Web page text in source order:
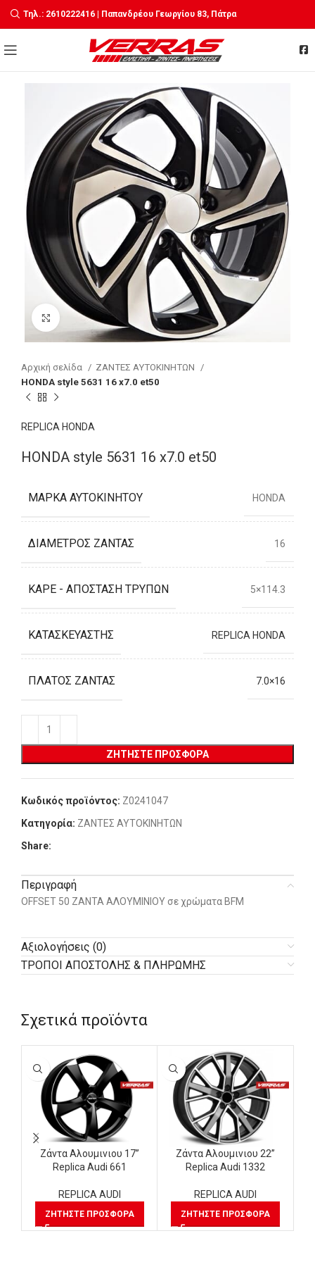
Τηλ.: 2610222416 | Παπανδρέου Γεωργίου 83, Πάτρα
Click to enlarge
Αρχική σελίδα
ΖΑΝΤΕΣ ΑΥΤΟΚΙΝΗΤΩΝ
HONDA style 5631 16 x7.0 et50
REPLICA HONDA
HONDA style 5631 16 x7.0 et50
ΜΆΡΚΑ ΑΥΤΟΚΙΝΉΤΟΥ HONDA
ΔΙΆΜΕΤΡΟΣ ΖΆΝΤΑΣ 16
ΚΑΡΈ - ΑΠΌΣΤΑΣΗ ΤΡΥΠΏΝ 5×114.3
ΚΑΤΑΣΚΕΥΑΣΤΉΣ REPLICA HONDA
ΠΛΆΤΟΣ ΖΆΝΤΑΣ 7.0×16
ΖΗΤΉΣΤΕ ΠΡΟΣΦΟΡΆ
Κωδικός προϊόντος: Z0241047
Κατηγορία: ΖΑΝΤΕΣ ΑΥΤΟΚΙΝΗΤΩΝ
Share:
Περιγραφή
OFFSET 50 ΖΑΝΤΑ ΑΛΟΥΜΙΝΙΟΥ σε χρώματα BFM
Αξιολογήσεις (0)
ΤΡΟΠΟΙ ΑΠΟΣΤΟΛΗΣ & ΠΛΗΡΩΜΗΣ
Σχετικά προϊόντα
Ζάντα Αλουμινιου 17”
Replica Audi 661
REPLICA AUDI
ΖΗΤΉΣΤΕ ΠΡΟΣΦΟΡΆ
Ζάντα Αλουμινιου 22”
Replica Audi 1332
REPLICA AUDI
ΖΗΤΉΣΤΕ ΠΡΟΣΦΟΡΆ